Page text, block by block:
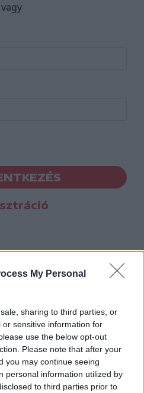
My Personal
sharing to third parties, or
sensitive information for
use the below opt-out
Please note that after your
you may continue seeing
personal information utilized by
to third parties prior to
vagy